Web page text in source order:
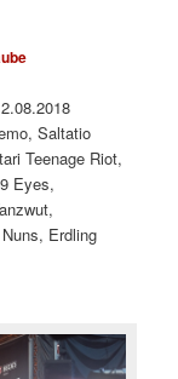
Saltatio
Teenage Riot,
Eyes,
Erdling